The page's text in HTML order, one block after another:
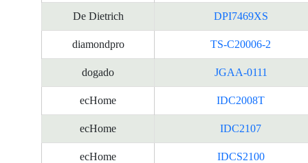
De Dietrich DPI7469XS
diamondpro TS-C20006-2
dogado JGAA-0111
ecHome IDC2008T
ecHome IDC2107
ecHome IDCS2100